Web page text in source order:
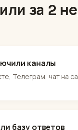
за 2
каналы
Телеграм, чат на
базу ответов